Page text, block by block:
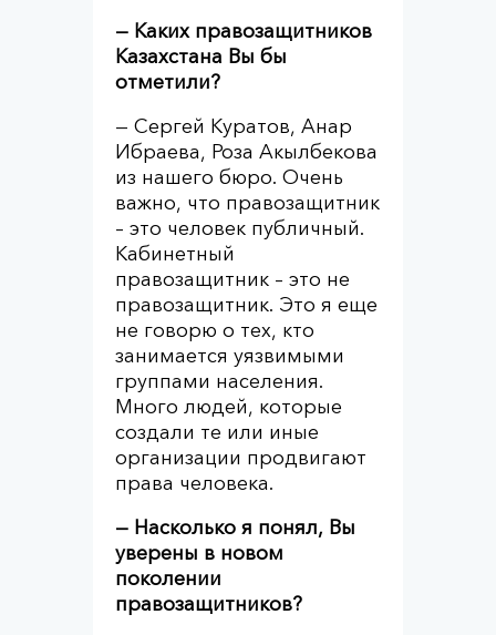
— Каких правозащитников
Казахстана Вы бы
отметили?
— Сергей Куратов, Анар
Ибраева, Роза Акылбекова
из нашего бюро. Очень
важно, что правозащитник
– это человек публичный.
Кабинетный
правозащитник – это не
правозащитник. Это я еще
не говорю о тех, кто
занимается уязвимыми
группами населения.
Много людей, которые
создали те или иные
организации продвигают
права человека.
— Насколько я понял, Вы
уверены в новом
поколении
правозащитников?